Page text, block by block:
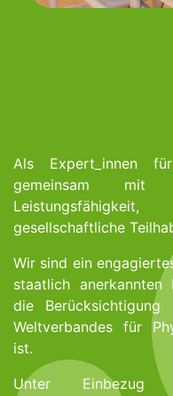
Als Expert_innen
gemeinsam mit
gesellschaftliche
Wir sind ein
staatlich anerkannten
die
Weltverbandes für
ist.
Unter Einbezug